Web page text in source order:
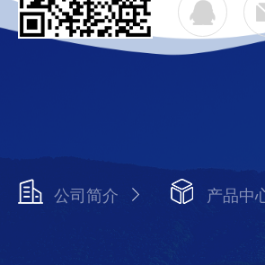
公司简介 产品中